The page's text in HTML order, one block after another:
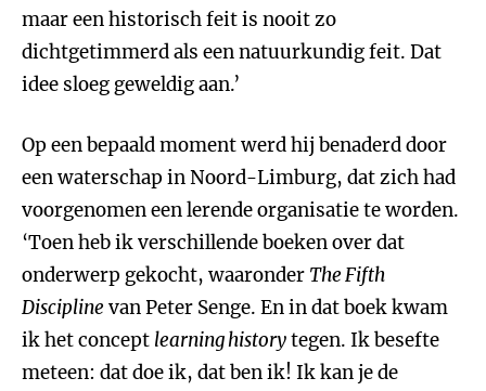
maar een historisch feit is nooit zo
dichtgetimmerd als een natuurkundig feit. Dat
idee sloeg geweldig aan.’
Op een bepaald moment werd hij benaderd door
een waterschap in Noord-Limburg, dat zich had
voorgenomen een lerende organisatie te worden.
‘Toen heb ik verschillende boeken over dat
onderwerp gekocht, waaronder The Fifth
Discipline van Peter Senge. En in dat boek kwam
ik het concept learning historytegen. Ik besefte
meteen: dat doe ik, dat ben ik! Ik kan je de